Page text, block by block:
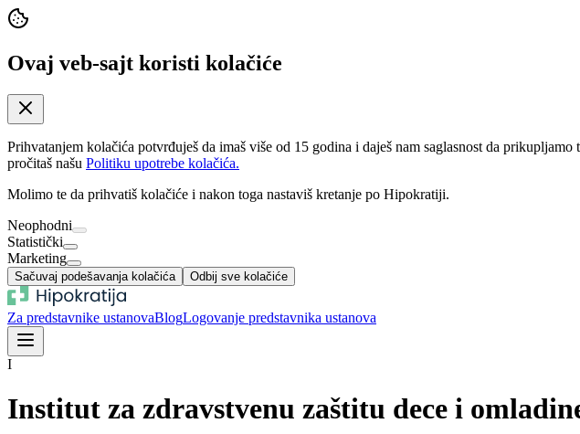
Ovaj veb-sajt koristi kolačiće
Prihvatanjem kolačića potvrđuješ da imaš više od 15 godina i daješ nam saglasnost da
pročitaš našu Politiku upotrebe kolačića.
Molimo te da prihvatiš kolačiće i nakon toga nastaviš kretanje po Hipokratiji.
Neophodni
Statistički
Marketing
Sačuvaj podešavanja kolačića Odbij sve kolačiće
Za predstavnike ustanovaBlogLogovanje predstavnika ustanova
I
Institut za zdravstvenu zaštitu dece i